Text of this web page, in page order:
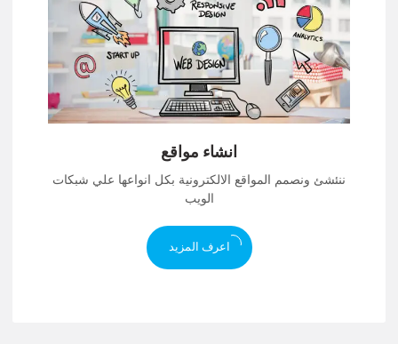
انشاء مواقع
ننئشئ ونصمم المواقع الالكترونية بكل انواعها علي شبكات
الويب
اعرف المزيد